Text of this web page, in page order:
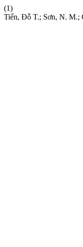
(1)
Tiến, Đỗ T.; Sơn, N.